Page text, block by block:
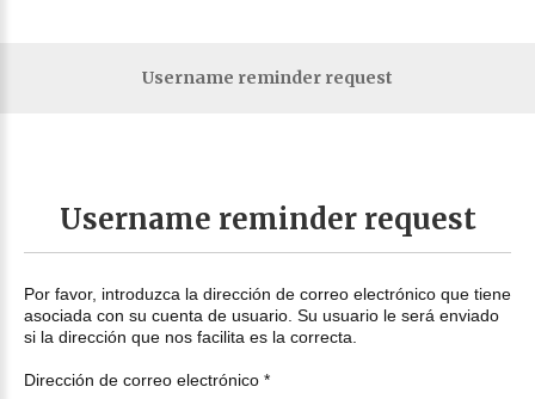
Username reminder request
Username reminder request
Por favor, introduzca la dirección de correo electrónico que tiene
asociada con su cuenta de usuario. Su usuario le será enviado
si la dirección que nos facilita es la correcta.
Dirección de correo electrónico *